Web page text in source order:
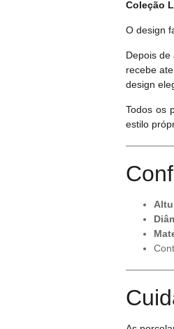
Coleção
O design
Depois
recebe
design
Todos os
estilo